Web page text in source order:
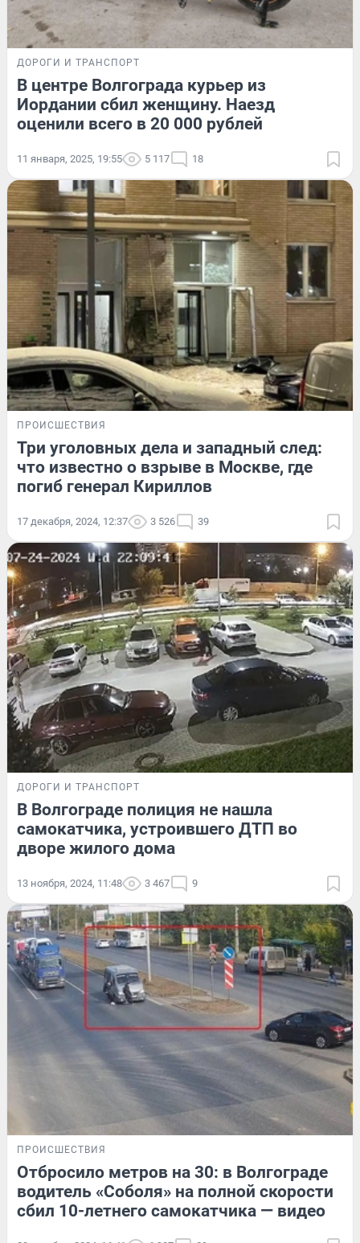
ДОРОГИ И ТРАНСПОРТ
В центре Волгограда курьер из
Иордании сбил женщину. Наезд
оценили всего в 20 000 рублей
11 января, 2025, 19:55 5 117 18
ПРОИСШЕСТВИЯ
Три уголовных дела и западный след:
что известно о взрыве в Москве, где
погиб генерал Кириллов
17 декабря, 2024, 12:37 3 526 39
ДОРОГИ И ТРАНСПОРТ
В Волгограде полиция не нашла
самокатчика, устроившего ДТП во
дворе жилого дома
13 ноября, 2024, 11:48 3 467 9
ПРОИСШЕСТВИЯ
Отбросило метров на 30: в Волгограде
водитель «Соболя» на полной скорости
сбил 10-летнего самокатчика — видео